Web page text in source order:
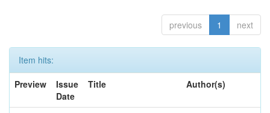
previous 1 next
Item hits:
Preview
Issue
Date
Title Author(s)